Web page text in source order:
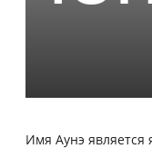
Имя Аунэ является